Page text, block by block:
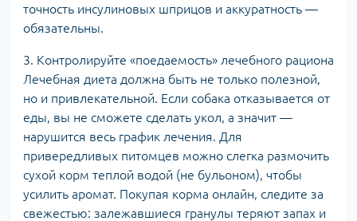
точность инсулиновых шприцов и аккуратность —
обязательны.
3. Контролируйте «поедаемость» лечебного рациона
Лечебная диета должна быть не только полезной,
но и привлекательной. Если собака отказывается от
еды, вы не сможете сделать укол, а значит —
нарушится весь график лечения. Для
привередливых питомцев можно слегка размочить
сухой корм теплой водой (не бульоном), чтобы
усилить аромат. Покупая корма онлайн, следите за
свежестью: залежавшиеся гранулы теряют запах и